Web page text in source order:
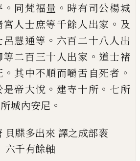
。 同梵福量 。 時有司公楊城
宮人士庶等千餘人出家 。 及
呂慧通等 。 六百二十八人出
等二百三十人出家 。 道士褚
。其中不順而嚼舌自死者 。
是帝大悅 。 建寺十所 。 七所
城內安尼 。
貝牒多出來 譯之成部袠
六千有餘軸